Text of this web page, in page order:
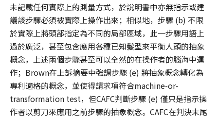
未記載任何實際上的測量方式，於說明書中亦無指示或建
議該步驟必須被實際上操作出來；相似地，步驟 (b) 不限
於實際上將頭部指定為不同的局部區域，此一步驟用語上
過於廣泛，甚至包含應用各種已知髮型來平衡人頭的抽象
概念，上述兩個步驟甚至可以全然的在操作者的腦海中運
作；Brown在上訴摘要中強調步驟 (e) 將抽象概念轉化為
專利適格的概念，並使得請求項符合machine-or-
transformation test，但CAFC判斷步驟 (e) 僅只是指示操
作者以剪刀來應用之前步驟的抽象概念。CAFC在判決末尾